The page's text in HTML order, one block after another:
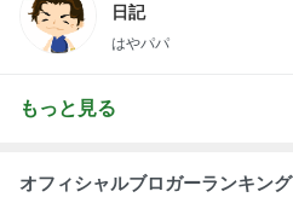
日記
はやパパ
もっと見る
オフィシャルブロガーランキング